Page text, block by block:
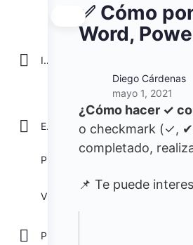
INICIO
EXCEL
VBA para Macros
✅ Cómo
Word,
Diego Cárdenas
mayo 1, 2021
¿Cómo hacer ✓
o checkmark (✓,
completado,
📌 Te puede